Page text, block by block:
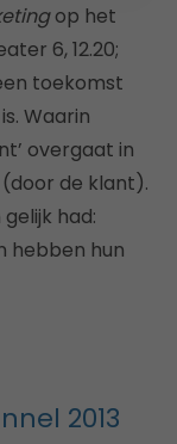
op het
6, 12.20;
toekomst
Waarin
overgaat in
(door de klant).
had:
hebben hun
2013